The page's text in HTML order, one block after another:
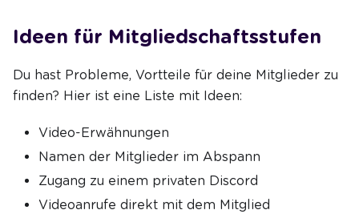
Ideen für Mitgliedschaftsstufen
Du hast Probleme, Vortteile für deine Mitglieder zu
finden? Hier ist eine Liste mit Ideen:
Video-Erwähnungen
Namen der Mitglieder im Abspann
Zugang zu einem privaten Discord
Videoanrufe direkt mit dem Mitglied